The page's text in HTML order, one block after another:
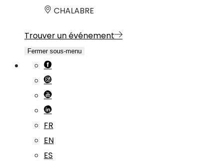
CHALABRE
Trouver un événement
Fermer sous-menu
FR
EN
ES